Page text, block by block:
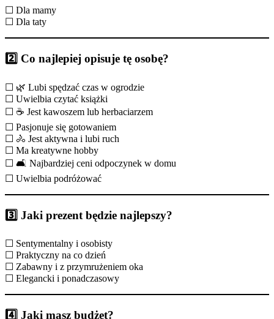
☐ Dla mamy
☐ Dla taty
2️⃣ Co najlepiej opisuje tę osobę?
☐ 🌿 Lubi spędzać czas w ogrodzie
☐ Uwielbia czytać książki
☐ ☕ Jest kawoszem lub herbaciarzem
☐ Pasjonuje się gotowaniem
☐ 🚴 Jest aktywna i lubi ruch
☐ Ma kreatywne hobby
☐ 🛋️ Najbardziej ceni odpoczynek w domu
☐ Uwielbia podróżować
3️⃣ Jaki prezent będzie najlepszy?
☐ Sentymentalny i osobisty
☐ Praktyczny na co dzień
☐ Zabawny i z przymrużeniem oka
☐ Elegancki i ponadczasowy
4️⃣ Jaki masz budżet?